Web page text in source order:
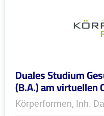
Duales Studium
(B.A.) am virtuellen
Körperformen, Inh.